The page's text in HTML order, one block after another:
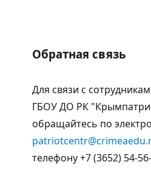
Обратная связь
Для связи с
ГБОУ ДО РК
обращайтесь по
телефону +7 (3652) 54-